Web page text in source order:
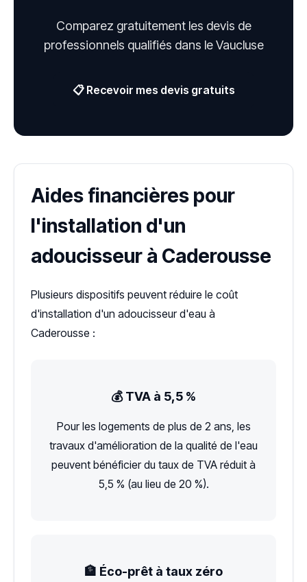
Comparez gratuitement les devis de
professionnels qualifiés dans le Vaucluse
📋 Recevoir mes devis gratuits
Aides financières pour
l'installation d'un
adoucisseur à Caderousse
Plusieurs dispositifs peuvent réduire le coût
d'installation d'un adoucisseur d'eau à
Caderousse :
💰 TVA à 5,5 %
Pour les logements de plus de 2 ans, les
travaux d'amélioration de la qualité de l'eau
peuvent bénéficier du taux de TVA réduit à
5,5 % (au lieu de 20 %).
🏦 Éco-prêt à taux zéro